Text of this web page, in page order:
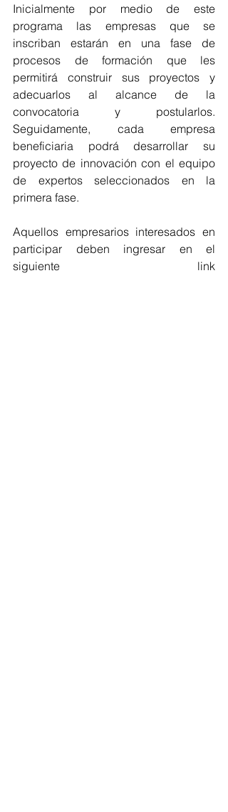
Inicialmente por medio de este
programa las empresas que se
inscriban estarán en una fase de
procesos de formación que les
permitirá construir sus proyectos y
adecuarlos al alcance de la
convocatoria y postularlos.
Seguidamente, cada empresa
beneficiaria podrá desarrollar su
proyecto de innovación con el equipo
de expertos seleccionados en la
primera fase.
Aquellos empresarios interesados en
participar deben ingresar en el